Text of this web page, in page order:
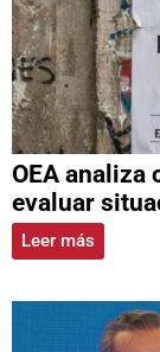
OEA analiza
evaluar
Leer más